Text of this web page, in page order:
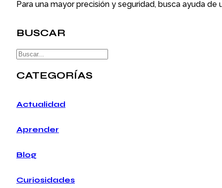
Para una mayor precisión y seguridad, busca ayuda
BUSCAR
Buscar
CATEGORÍAS
Actualidad
Aprender
Blog
Curiosidades